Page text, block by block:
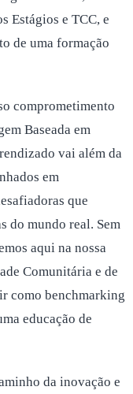
Estágios e TCC, e
de uma formação
comprometimento
Baseada em
vai além da
em
que
do mundo real. Sem
aqui na nossa
Comunitária e de
como benchmarking
educação de
da inovação e